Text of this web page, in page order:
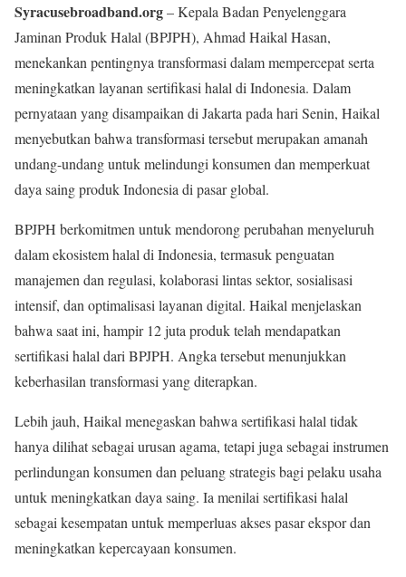
Syracusebroadband.org– Kepala Badan Penyelenggara
Jaminan Produk Halal (BPJPH), Ahmad Haikal Hasan,
menekankan pentingnya transformasi dalam mempercepat serta
meningkatkan layanan sertifikasi halal di Indonesia. Dalam
pernyataan yang disampaikan di Jakarta pada hari Senin, Haikal
menyebutkan bahwa transformasi tersebut merupakan amanah
undang-undang untuk melindungi konsumen dan memperkuat
daya saing produk Indonesia di pasar global.
BPJPH berkomitmen untuk mendorong perubahan menyeluruh
dalam ekosistem halal di Indonesia, termasuk penguatan
manajemen dan regulasi, kolaborasi lintas sektor, sosialisasi
intensif, dan optimalisasi layanan digital. Haikal menjelaskan
bahwa saat ini, hampir 12 juta produk telah mendapatkan
sertifikasi halal dari BPJPH. Angka tersebut menunjukkan
keberhasilan transformasi yang diterapkan.
Lebih jauh, Haikal menegaskan bahwa sertifikasi halal tidak
hanya dilihat sebagai urusan agama, tetapi juga sebagai instrumen
perlindungan konsumen dan peluang strategis bagi pelaku usaha
untuk meningkatkan daya saing. Ia menilai sertifikasi halal
sebagai kesempatan untuk memperluas akses pasar ekspor dan
meningkatkan kepercayaan konsumen.